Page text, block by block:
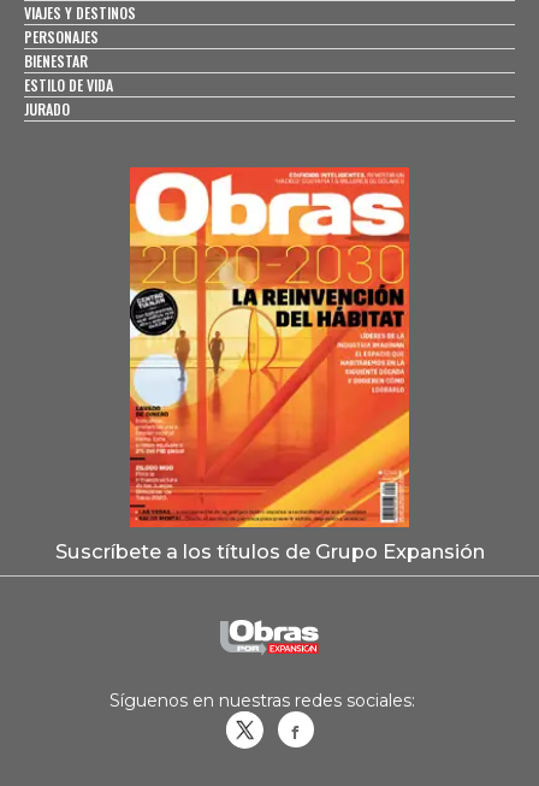
VIAJES Y DESTINOS
PERSONAJES
BIENESTAR
ESTILO DE VIDA
JURADO
Suscríbete a los títulos de Grupo Expansión
Síguenos en nuestras redes sociales: